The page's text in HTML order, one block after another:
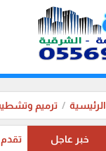
الرئيسية ترميم
خبر عاجل تقدم موسستنا تخفيضات